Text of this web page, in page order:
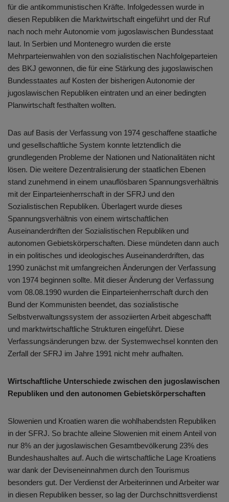
für die antikommunistischen Kräfte. Infolgedessen wurde in
diesen Republiken die Marktwirtschaft eingeführt und der Ruf
nach noch mehr Autonomie vom jugoslawischen Bundesstaat
laut. In Serbien und Montenegro wurden die erste
Mehrparteienwahlen von den sozialistischen Nachfolgeparteien
des BKJ gewonnen, die für eine Stärkung des jugoslawischen
Bundesstaates auf Kosten der bisherigen Autonomie der
jugoslawischen Republiken eintraten und an einer bedingten
Planwirtschaft festhalten wollten.
Das auf Basis der Verfassung von 1974 geschaffene staatliche
und gesellschaftliche System konnte letztendlich die
grundlegenden Probleme der Nationen und Nationalitäten nicht
lösen. Die weitere Dezentralisierung der staatlichen Ebenen
stand zunehmend in einem unauflösbaren Spannungsverhältnis
mit der Einparteienherrschaft in der SFRJ und den
Sozialistischen Republiken. Überlagert wurde dieses
Spannungsverhältnis von einem wirtschaftlichen
Auseinanderdriften der Sozialistischen Republiken und
autonomen Gebietskörperschaften. Diese mündeten dann auch
in ein politisches und ideologisches Auseinanderdriften, das
1990 zunächst mit umfangreichen Änderungen der Verfassung
von 1974 beginnen sollte. Mit dieser Änderung der Verfassung
vom 08.08.1990 wurden die Einparteienherrschaft durch den
Bund der Kommunisten beendet, das sozialistische
Selbstverwaltungssystem der assoziierten Arbeit abgeschafft
und marktwirtschaftliche Strukturen eingeführt. Diese
Verfassungsänderungen bzw. der Systemwechsel konnten den
Zerfall der SFRJ im Jahre 1991 nicht mehr aufhalten.
Wirtschaftliche Unterschiede zwischen den jugoslawischen
Republiken und den autonomen Gebietskörperschaften
Slowenien und Kroatien waren die wohlhabendsten Republiken
in der SFRJ. So brachte alleine Slowenien mit einem Anteil von
nur 8% an der jugoslawischen Gesamtbevölkerung 23% des
Bundeshaushaltes auf. Auch die wirtschaftliche Lage Kroatiens
war dank der Deviseneinnahmen durch den Tourismus
besonders gut. Der Verdienst der Arbeiterinnen und Arbeiter war
in diesen Republiken besser, so lag der Durchschnittsverdienst